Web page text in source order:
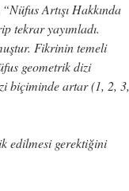
Artışı Hakkında
tekrar yayımladı.
Fikrinin temeli
geometrik dizi
biçiminde artar (1, 2, 3,
edilmesi gerektiğini